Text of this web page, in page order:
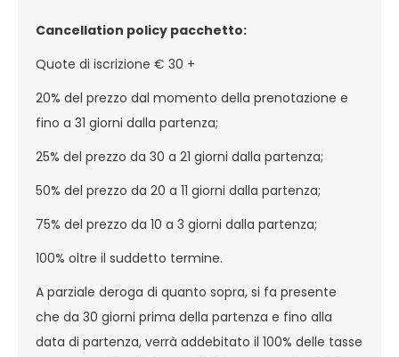
Cancellation policy pacchetto:
Quote di iscrizione € 30 +
20% del prezzo dal momento della prenotazione e
fino a 31 giorni dalla partenza;
25% del prezzo da 30 a 21 giorni dalla partenza;
50% del prezzo da 20 a 11 giorni dalla partenza;
75% del prezzo da 10 a 3 giorni dalla partenza;
100% oltre il suddetto termine.
A parziale deroga di quanto sopra, si fa presente
che da 30 giorni prima della partenza e fino alla
data di partenza, verrà addebitato il 100% delle tasse